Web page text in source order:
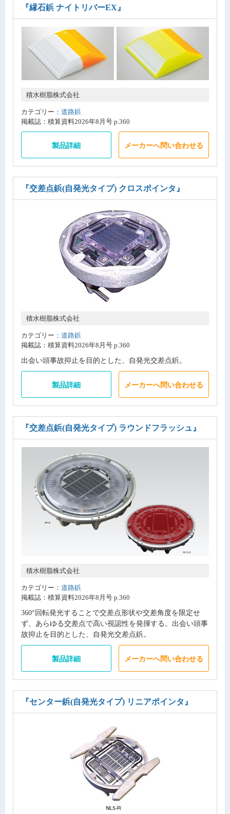
『縁石鋲 ナイトリバーEX』
積水樹脂株式会社
カテゴリー： 道路鋲
掲載誌：積算資料2026年8月号 p.360
製品詳細 メーカーへ問い合わせる
『交差点鋲(自発光タイプ) クロスポインタ』
積水樹脂株式会社
カテゴリー： 道路鋲
掲載誌：積算資料2026年8月号 p.360
出会い頭事故抑止を目的とした、自発光交差点鋲。
製品詳細 メーカーへ問い合わせる
『交差点鋲(自発光タイプ) ラウンドフラッシュ』
積水樹脂株式会社
カテゴリー： 道路鋲
掲載誌：積算資料2026年8月号 p.360
360°回転発光することで交差点形状や交差角度を限定せ
ず、あらゆる交差点で高い視認性を発揮する。出会い頭事
故抑止を目的とした、自発光交差点鋲。
製品詳細 メーカーへ問い合わせる
『センター鋲(自発光タイプ) リニアポインタ』